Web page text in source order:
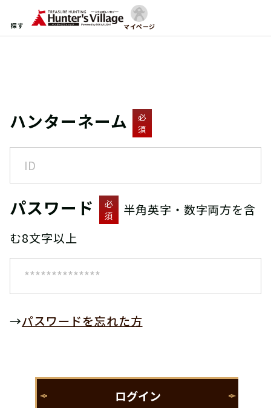
探す マイページ
ハンターネーム
必
須
パスワード
必
須
半角英字・数字両方を含
む8文字以上
→パスワードを忘れた方